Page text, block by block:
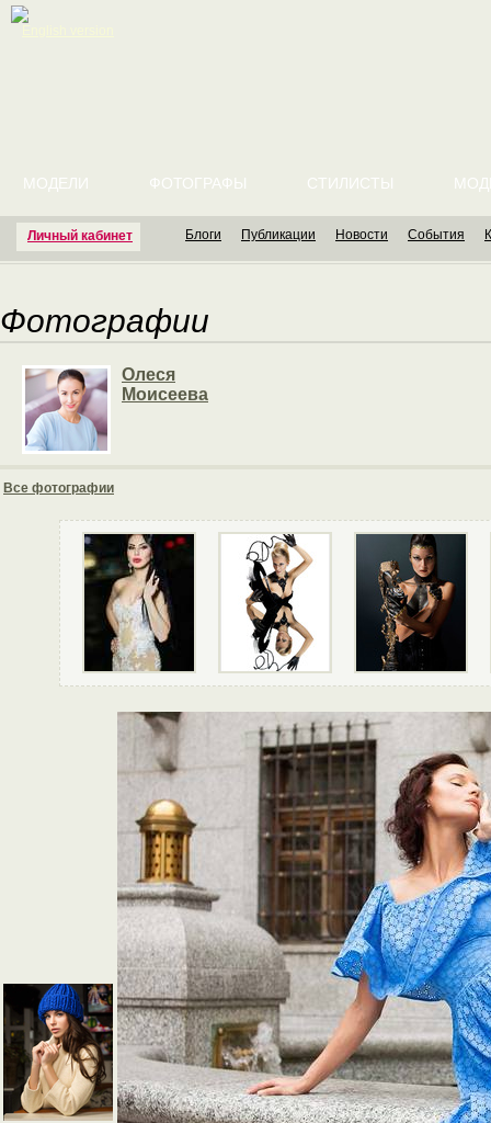
Личный кабинет
МОДЕЛИ ФОТОГРАФЫ СТИЛИСТЫ
Блоги Публикации Новости События
Фотографии
Олеся
Моисеева
Все фотографии